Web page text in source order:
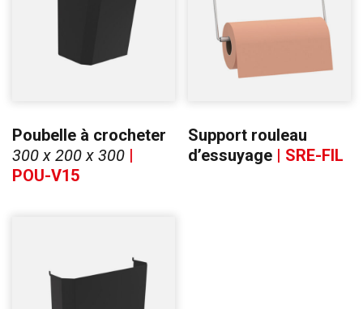
Poubelle à crocheter
300 x 200 x 300 |
POU-V15
Support rouleau
d’essuyage | SRE-FIL